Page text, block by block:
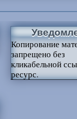
Копирование
запрещено без
кликабельной
ресурс.